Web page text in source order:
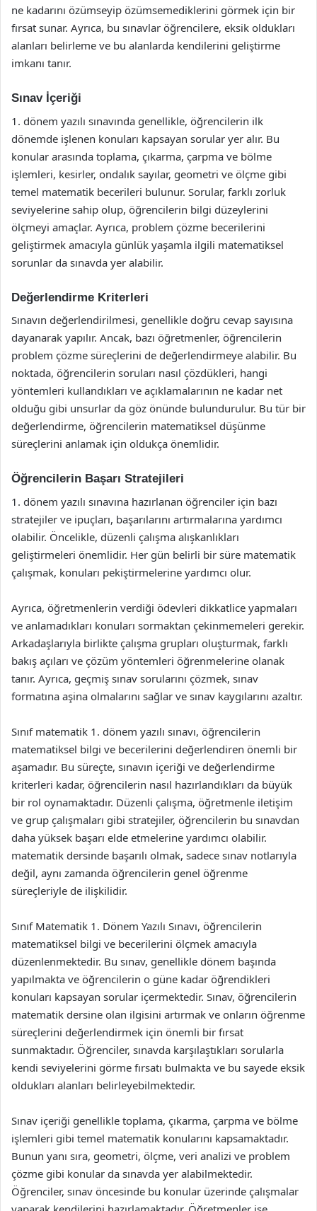
ne kadarını özümseyip özümsemediklerini görmek için bir
fırsat sunar. Ayrıca, bu sınavlar öğrencilere, eksik oldukları
alanları belirleme ve bu alanlarda kendilerini geliştirme
imkanı tanır.
Sınav İçeriği
1. dönem yazılı sınavında genellikle, öğrencilerin ilk
dönemde işlenen konuları kapsayan sorular yer alır. Bu
konular arasında toplama, çıkarma, çarpma ve bölme
işlemleri, kesirler, ondalık sayılar, geometri ve ölçme gibi
temel matematik becerileri bulunur. Sorular, farklı zorluk
seviyelerine sahip olup, öğrencilerin bilgi düzeylerini
ölçmeyi amaçlar. Ayrıca, problem çözme becerilerini
geliştirmek amacıyla günlük yaşamla ilgili matematiksel
sorunlar da sınavda yer alabilir.
Değerlendirme Kriterleri
Sınavın değerlendirilmesi, genellikle doğru cevap sayısına
dayanarak yapılır. Ancak, bazı öğretmenler, öğrencilerin
problem çözme süreçlerini de değerlendirmeye alabilir. Bu
noktada, öğrencilerin soruları nasıl çözdükleri, hangi
yöntemleri kullandıkları ve açıklamalarının ne kadar net
olduğu gibi unsurlar da göz önünde bulundurulur. Bu tür bir
değerlendirme, öğrencilerin matematiksel düşünme
süreçlerini anlamak için oldukça önemlidir.
Öğrencilerin Başarı Stratejileri
1. dönem yazılı sınavına hazırlanan öğrenciler için bazı
stratejiler ve ipuçları, başarılarını artırmalarına yardımcı
olabilir. Öncelikle, düzenli çalışma alışkanlıkları
geliştirmeleri önemlidir. Her gün belirli bir süre matematik
çalışmak, konuları pekiştirmelerine yardımcı olur.
Ayrıca, öğretmenlerin verdiği ödevleri dikkatlice yapmaları
ve anlamadıkları konuları sormaktan çekinmemeleri gerekir.
Arkadaşlarıyla birlikte çalışma grupları oluşturmak, farklı
bakış açıları ve çözüm yöntemleri öğrenmelerine olanak
tanır. Ayrıca, geçmiş sınav sorularını çözmek, sınav
formatına aşina olmalarını sağlar ve sınav kaygılarını azaltır.
Sınıf matematik 1. dönem yazılı sınavı, öğrencilerin
matematiksel bilgi ve becerilerini değerlendiren önemli bir
aşamadır. Bu süreçte, sınavın içeriği ve değerlendirme
kriterleri kadar, öğrencilerin nasıl hazırlandıkları da büyük
bir rol oynamaktadır. Düzenli çalışma, öğretmenle iletişim
ve grup çalışmaları gibi stratejiler, öğrencilerin bu sınavdan
daha yüksek başarı elde etmelerine yardımcı olabilir.
matematik dersinde başarılı olmak, sadece sınav notlarıyla
değil, aynı zamanda öğrencilerin genel öğrenme
süreçleriyle de ilişkilidir.
Sınıf Matematik 1. Dönem Yazılı Sınavı, öğrencilerin
matematiksel bilgi ve becerilerini ölçmek amacıyla
düzenlenmektedir. Bu sınav, genellikle dönem başında
yapılmakta ve öğrencilerin o güne kadar öğrendikleri
konuları kapsayan sorular içermektedir. Sınav, öğrencilerin
matematik dersine olan ilgisini artırmak ve onların öğrenme
süreçlerini değerlendirmek için önemli bir fırsat
sunmaktadır. Öğrenciler, sınavda karşılaştıkları sorularla
kendi seviyelerini görme fırsatı bulmakta ve bu sayede eksik
oldukları alanları belirleyebilmektedir.
Sınav içeriği genellikle toplama, çıkarma, çarpma ve bölme
işlemleri gibi temel matematik konularını kapsamaktadır.
Bunun yanı sıra, geometri, ölçme, veri analizi ve problem
çözme gibi konular da sınavda yer alabilmektedir.
Öğrenciler, sınav öncesinde bu konular üzerinde çalışmalar